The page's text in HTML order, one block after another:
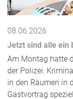
08.06.2026
Jetzt sind alle ein
Am Montag hatte
der Polizei:
in den Räumen in
Gastvortrag